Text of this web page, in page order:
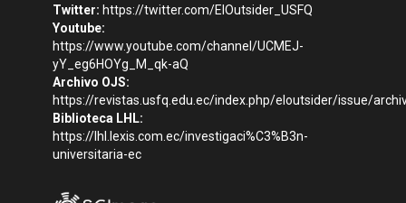
Twitter: https://twitter.com/ElOutsider_USFQ
Youtube:
https://www.youtube.com/channel/UCMEJ-
yY_eg6HOYg_M_qk-aQ
Archivo OJS:
https://revistas.usfq.edu.ec/index.php/eloutsider/issue/
Biblioteca LHL:
https://lhl.lexis.com.ec/investigaci%C3%B3n-
universitaria-ec